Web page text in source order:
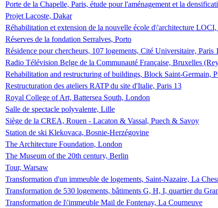
Porte de la Chapelle, Paris, étude pour l'aménagement et la
Projet Lacoste, Dakar
Réhabilitation et extension de la nouvelle école d\'architecture
Réserves de la fondation Serralves, Porto
Résidence pour chercheurs, 107 logements, Cité Universitaire, Paris
Radio Télévision Belge de la Communauté Française, Bruxelles
Rehabilitation and restructuring of buildings, Block Saint-Germain,
Restructuration des ateliers RATP du site d'Italie, Paris 13
Royal College of Art, Battersea South, London
Salle de spectacle polyvalente, Lille
Siège de la CREA, Rouen - Lacaton & Vassal, Puech & Savoy
Station de ski Klekovaca, Bosnie-Herzégovine
The Architecture Foundation, London
The Museum of the 20th century, Berlin
Tour, Warsaw
Transformation d'un immeuble de logements, Saint-Nazaire, La
Transformation de 530 logements, bâtiments G, H, I, quartier du
Transformation de l\'immeuble Mail de Fontenay, La Courneuve